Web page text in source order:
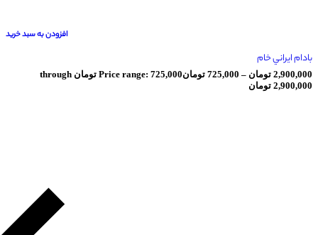
افزودن به سبد خرید
–
725,000 تومان Price range: 725,000 تومان through